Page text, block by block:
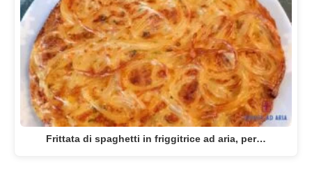
Frittata di spaghetti in friggitrice ad aria, per…